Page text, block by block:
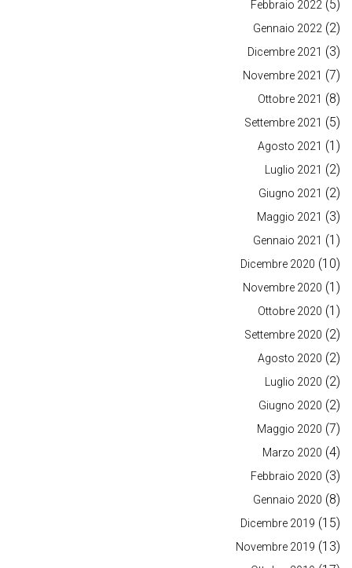
Febbraio 2022 (5)
Gennaio 2022 (2)
Dicembre 2021 (3)
Novembre 2021 (7)
Ottobre 2021 (8)
Settembre 2021 (5)
Agosto 2021 (1)
Luglio 2021 (2)
Giugno 2021 (2)
Maggio 2021 (3)
Gennaio 2021 (1)
Dicembre 2020 (10)
Novembre 2020 (1)
Ottobre 2020 (1)
Settembre 2020 (2)
Agosto 2020 (2)
Luglio 2020 (2)
Giugno 2020 (2)
Maggio 2020 (7)
Marzo 2020 (4)
Febbraio 2020 (3)
Gennaio 2020 (8)
Dicembre 2019 (15)
Novembre 2019 (13)